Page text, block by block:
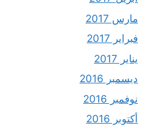
مارس 2017
فبراير 2017
يناير 2017
ديسمبر 2016
نوفمبر 2016
أكتوبر 2016